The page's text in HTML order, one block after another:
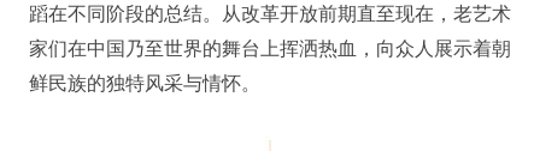
蹈在不同阶段的总结。从改革开放前期直至现在，老艺术
家们在中国乃至世界的舞台上挥洒热血，向众人展示着朝
鲜民族的独特风采与情怀。